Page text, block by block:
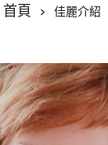
首頁 佳麗介紹